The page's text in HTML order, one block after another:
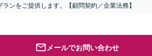
ンをご提供します。【顧問契約／企業法務】
メールでお問い合わせ